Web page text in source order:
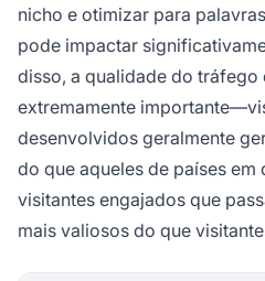
nicho e otimizar para
pode impactar
disso, a qualidade do tráfego
extremamente
desenvolvidos geralmente
do que aqueles de países em
visitantes engajados que
mais valiosos do que